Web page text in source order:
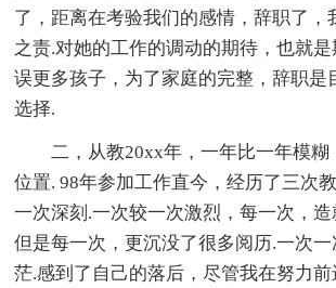
了，距离在考验我们的感情，辞职了，
之责.对她的工作的调动的期待，也就
误更多孩子，为了家庭的完整，辞职是
选择.
二，从教20xx年，一年比一年模糊
位置. 98年参加工作直今，经历了三次
一次深刻.一次较一次激烈，每一次，造
但是每一次，更沉没了很多阅历.一次
茫.感到了自己的落后，尽管我在努力